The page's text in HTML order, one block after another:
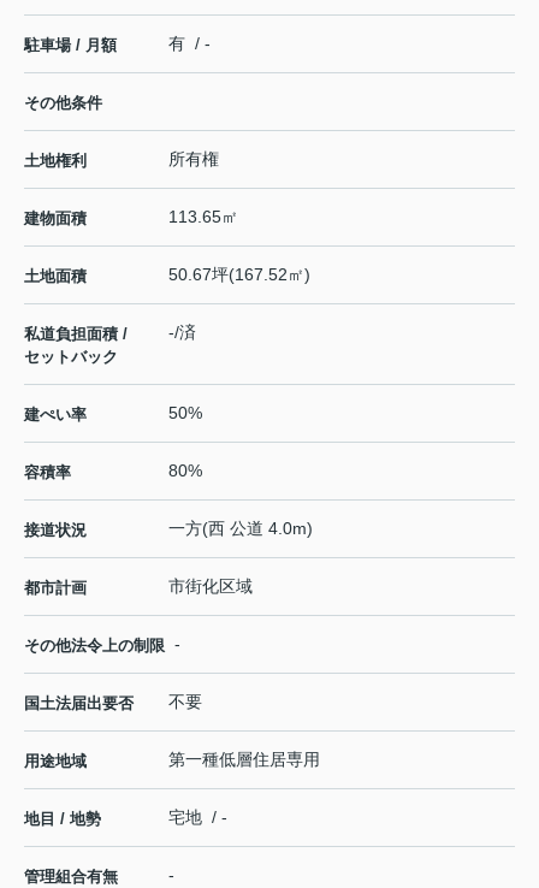
駐車場 / 月額 有 / -
その他条件
土地権利 所有権
建物面積 113.65㎡
土地面積 50.67坪(167.52㎡)
私道負担面積 /
セットバック
-/済
建ぺい率 50%
容積率 80%
接道状況 一方(西 公道 4.0m)
都市計画 市街化区域
その他法令上の制限 -
国土法届出要否 不要
用途地域 第一種低層住居専用
地目 / 地勢 宅地 / -
管理組合有無 -